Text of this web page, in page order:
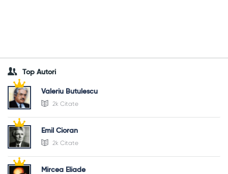
Top Autori
Valeriu Butulescu
2k Citate
Emil Cioran
2k Citate
Mircea Eliade